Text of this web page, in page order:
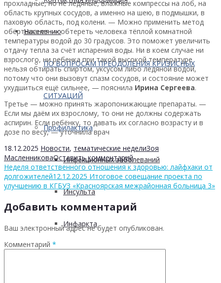
Населению
ПО ВОПРОСАМ ПРЕОДОЛЕНИЯ КРИЗИСНЫХ
СИТУАЦИЙ
Профилактика
Инфекционных заболеваний
Инсульта
Инфаркта
прохладные, но не ледяные, влажные компрессы на лоб, на
область крупных сосудов, а именно на шею, в подмышки, в
паховую область, под колени. — Можно применить метод
обёртывания — обтереть человека тёплой комнатной
температуры водой до 30 градусов. Это поможет увеличить
отдачу тепла за счёт испарения воды. Ни в коем случае ни
взрослого, ни ребенка при такой высокой температуре
нельзя обтирать спиртом, уксусом либо ледяной водой,
потому что они вызовут спазм сосудов, и состояние может
ухудшиться ещё сильнее, — пояснила Ирина Сергеева.
Третье — можно принять жаропонижающие препараты. —
Если мы даём их взрослому, то они не должны содержать
аспирин. Если ребёнку, то давать их согласно возрасту и в
дозе по весу, — уточнила врач
18.12.2025 Новости, тематические неделиЗоя
МасленниковаОставить комментарий
Неделя ответственного отношения к здоровью: лайфхаки от
долгожителей12.12.2025 Итоговое совещание проекта по
улучшению в КГБУЗ «Красноярская межрайонная больница 3»
Добавить комментарий
Ваш электронный адрес не будет опубликован.
Комментарий *